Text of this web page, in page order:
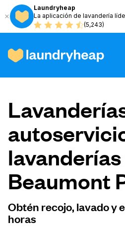
Laundryheap
La aplicación de lavandería
(5,243)
Cómo funciona
Precios y
Quiénes somos
lavanderías
Beaumont
Obtén recojo, lavado y
horas